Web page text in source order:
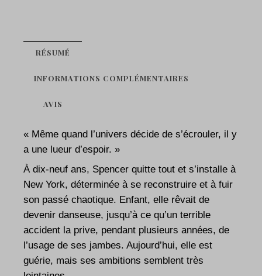
RÉSUMÉ
INFORMATIONS COMPLÉMENTAIRES
AVIS
« Même quand l’univers décide de s’écrouler, il y
a une lueur d’espoir. »
À dix-neuf ans, Spencer quitte tout et s’installe à
New York, déterminée à se reconstruire et à fuir
son passé chaotique. Enfant, elle rêvait de
devenir danseuse, jusqu’à ce qu’un terrible
accident la prive, pendant plusieurs années, de
l’usage de ses jambes. Aujourd’hui, elle est
guérie, mais ses ambitions semblent très